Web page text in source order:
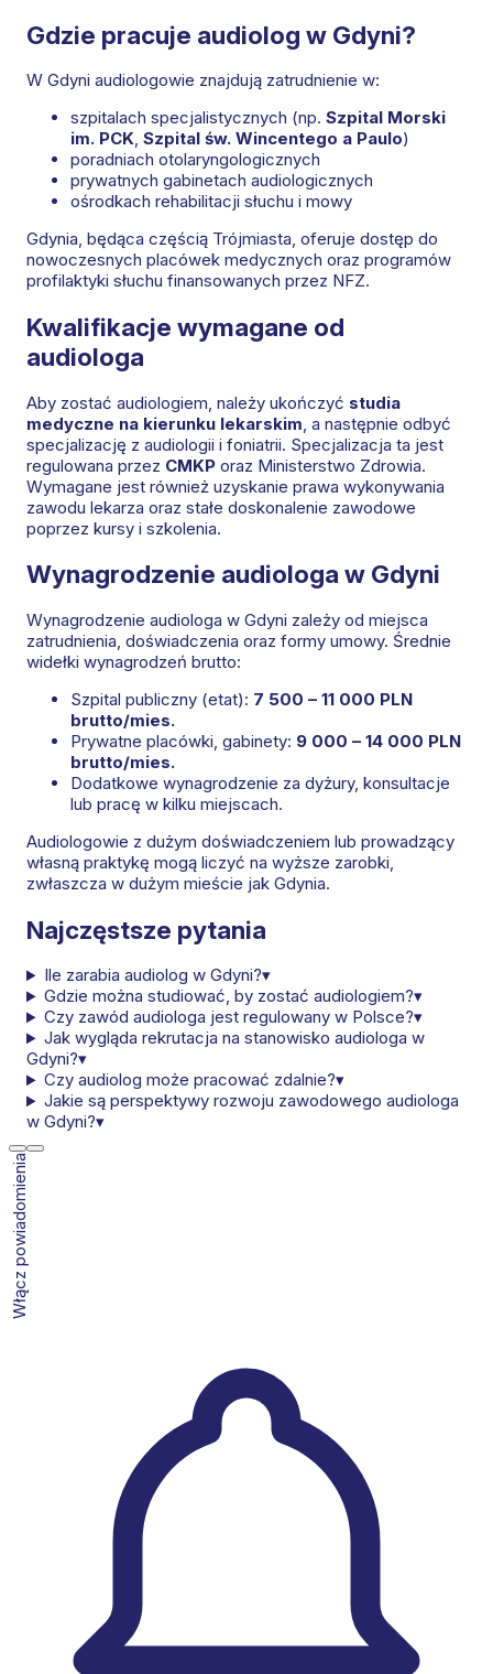
Gdzie pracuje audiolog w Gdyni?
W Gdyni audiologowie znajdują zatrudnienie w:
szpitalach specjalistycznych (np. Szpital Morski
im. PCK, Szpital św. Wincentego a Paulo)
poradniach otolaryngologicznych
prywatnych gabinetach audiologicznych
ośrodkach rehabilitacji słuchu i mowy
Gdynia, będąca częścią Trójmiasta, oferuje dostęp do
nowoczesnych placówek medycznych oraz programów
profilaktyki słuchu finansowanych przez NFZ.
Kwalifikacje wymagane od
audiologa
Aby zostać audiologiem, należy ukończyć studia
medyczne na kierunku lekarskim , a następnie odbyć
specjalizację z audiologii i foniatrii. Specjalizacja ta jest
regulowana przez CMKP oraz Ministerstwo Zdrowia.
Wymagane jest również uzyskanie prawa wykonywania
zawodu lekarza oraz stałe doskonalenie zawodowe
poprzez kursy i szkolenia.
Wynagrodzenie audiologa w Gdyni
Wynagrodzenie audiologa w Gdyni zależy od miejsca
zatrudnienia, doświadczenia oraz formy umowy. Średnie
widełki wynagrodzeń brutto:
Szpital publiczny (etat): 7 500 – 11 000 PLN
brutto/mies.
Prywatne placówki, gabinety: 9 000 – 14 000 PLN
brutto/mies.
Dodatkowe wynagrodzenie za dyżury, konsultacje
lub pracę w kilku miejscach.
Audiologowie z dużym doświadczeniem lub prowadzący
własną praktykę mogą liczyć na wyższe zarobki,
zwłaszcza w dużym mieście jak Gdynia.
Najczęstsze pytania
Ile zarabia audiolog w Gdyni?▾
Gdzie można studiować, by zostać audiologiem?▾
Czy zawód audiologa jest regulowany w Polsce?▾
Jak wygląda rekrutacja na stanowisko audiologa w
Gdyni?▾
Czy audiolog może pracować zdalnie?▾
Jakie są perspektywy rozwoju zawodowego audiologa
w Gdyni?▾
Włącz powiadomienia